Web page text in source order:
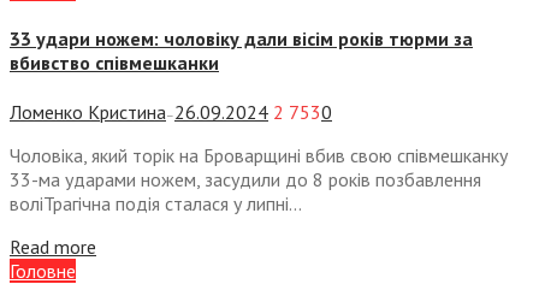
33 удари ножем: чоловіку дали вісім років тюрми за
вбивство співмешканки
Ломенко Кристина— 26.09.2024 2 7530
Чоловіка, який торік на Броварщині вбив свою співмешканку
33-ма ударами ножем, засудили до 8 років позбавлення
воліТрагічна подія сталася у липні...
Read more
Головне